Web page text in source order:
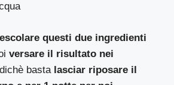
questi due ingredienti
versare il risultato nei
basta lasciar riposare il